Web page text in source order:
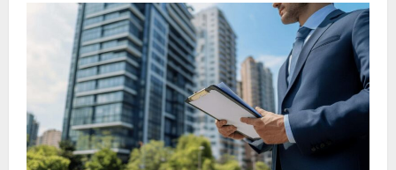
APL
pour
les
proprietaires
:
decryptage
des
criteres
ancien/neuf